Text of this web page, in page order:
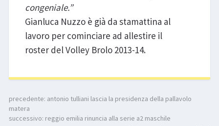
congeniale.”
Gianluca Nuzzo è già da stamattina al
lavoro per cominciare ad allestire il
roster del Volley Brolo 2013-14.
precedente: antonio tulliani lascia la presidenza della pallavolo
matera
successivo: reggio emilia rinuncia alla serie a2 maschile